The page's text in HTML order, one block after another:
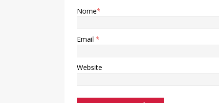
Nome*
Email *
Website